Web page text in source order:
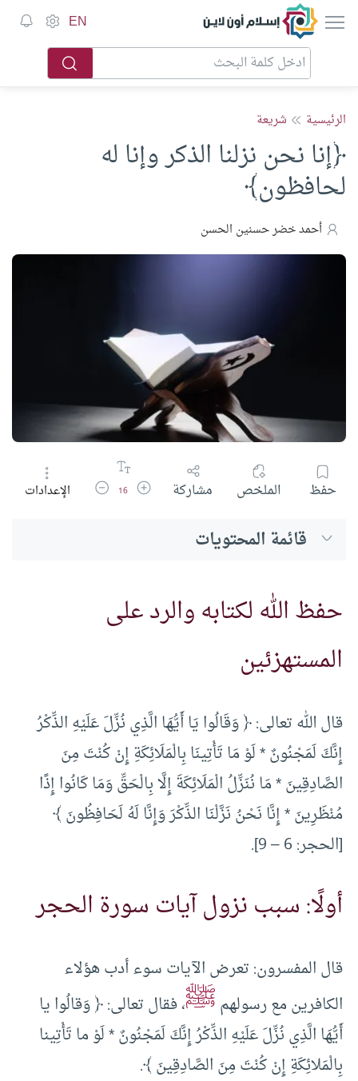
إسلام أون لاين EN
الرئيسية شريعة
﴿إنا نحن نزلنا الذكر وإنا له
لحافظون﴾
أحمد خضر حسنين الحسن
حفظ الملخص مشاركة زيادة حجم الخط
16 تقليل حجم الخط
الإعدادات
قائمة المحتويات
حفظ الله لكتابه والرد على
المستهزئين
قال الله تعالى: ﴿ وَقَالُوا يَا أَيُّهَا الَّذِي نُزِّلَ عَلَيْهِ الذِّكْرُ
إِنَّكَ لَمَجْنُونٌ * لَوْ مَا تَأْتِينَا بِالْمَلَائِكَةِ إِنْ كُنْتَ مِنَ
الصَّادِقِينَ * مَا نُنَزِّلُ الْمَلَائِكَةَ إِلَّا بِالْحَقِّ وَمَا كَانُوا إِذًا
مُنْظَرِينَ * إِنَّا نَحْنُ نَزَّلْنَا الذِّكْرَ وَإِنَّا لَهُ لَحَافِظُونَ ﴾
[الحجر: 6 – 9].
أولًا: سبب نزول آيات سورة الحجر
قال المفسرون: تعرض الآيات سوء أدب هؤلاء
الكافرين مع رسولهمﷺ، فقال تعالى: ﴿ وَقالُوا يا
أَيُّهَا الَّذِي نُزِّلَ عَلَيْهِ الذِّكْرُ إِنَّكَ لَمَجْنُونٌ * لَوْ ما تَأْتِينا
بِالْمَلائِكَةِ إِنْ كُنْتَ مِنَ الصَّادِقِينَ ﴾.